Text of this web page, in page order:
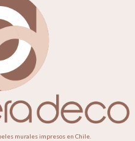
murales impresos en Chile.